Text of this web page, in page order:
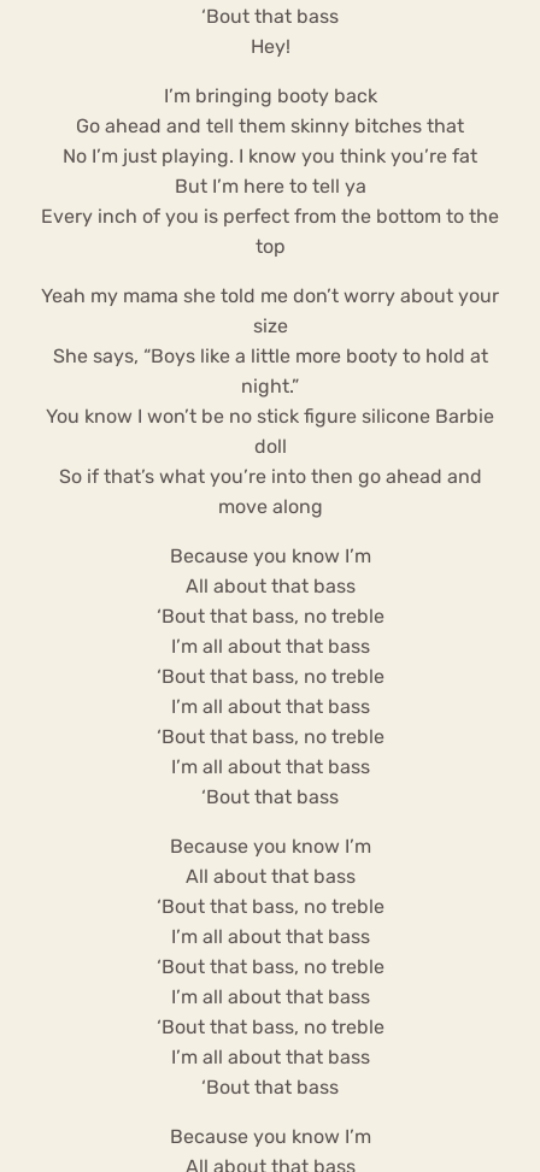
‘Bout that bass
Hey!
I’m bringing booty back
Go ahead and tell them skinny bitches that
No I’m just playing. I know you think you’re fat
But I’m here to tell ya
Every inch of you is perfect from the bottom to the
top
Yeah my mama she told me don’t worry about your
size
She says, “Boys like a little more booty to hold at
night.”
You know I won’t be no stick figure silicone Barbie
doll
So if that’s what you’re into then go ahead and
move along
Because you know I’m
All about that bass
‘Bout that bass, no treble
I’m all about that bass
‘Bout that bass, no treble
I’m all about that bass
‘Bout that bass, no treble
I’m all about that bass
‘Bout that bass
Because you know I’m
All about that bass
‘Bout that bass, no treble
I’m all about that bass
‘Bout that bass, no treble
I’m all about that bass
‘Bout that bass, no treble
I’m all about that bass
‘Bout that bass
Because you know I’m
All about that bass